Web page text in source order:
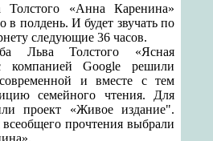
Толстого «Анна Каренина»
в полдень. И будет звучать по
следующие 36 часов.
Льва Толстого «Ясная
компанией Google решили
и вместе с тем
семейного чтения. Для
проект «Живое издание".
прочтения выбрали